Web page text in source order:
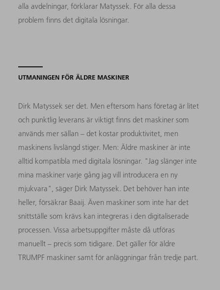
alla avdelningar, förklarar Matyssek. För alla dessa
problem finns det digitala lösningar.
UTMANINGEN FÖR ÄLDRE MASKINER
Dirk Matyssek ser det. Men eftersom hans företag är litet
och punktlig leverans är viktigt finns det maskiner som
används mer sällan – det kostar produktivitet, men
maskinens livslängd stiger. Men: Äldre maskiner är inte
alltid kompatibla med digitala lösningar. "Jag slänger inte
mina maskiner varje gång jag vill introducera en ny
mjukvara", säger Dirk Matyssek. Det behöver han inte
heller, försäkrar Baaij. Även maskiner som inte har det
snittställe som krävs kan integreras i den digitaliserade
processen. Vissa arbetsuppgifter måste då utföras
manuellt – precis som tidigare. Det gäller för äldre
TRUMPF maskiner samt för anläggningar från tredje part.